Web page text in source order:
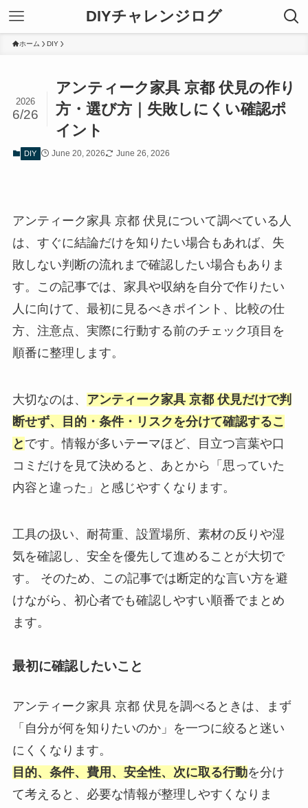
DIYチャレンジログ
ホーム DIY
アンティーク家具 京都 伏見の作り
方・選び方｜失敗しにくい確認ポ
イント
2026
6/26
DIY June 20, 2026 June 26, 2026
アンティーク家具 京都 伏見について調べている人
は、すぐに結論だけを知りたい場合もあれば、失
敗しない判断の流れまで確認したい場合もありま
す。この記事では、家具や収納を自分で作りたい
人に向けて、最初に見るべきポイント、比較の仕
方、注意点、実際に行動する前のチェック項目を
順番に整理します。
大切なのは、 アンティーク家具 京都 伏見だけで判
断せず、目的・条件・リスクを分けて確認するこ
と です。情報が多いテーマほど、目立つ言葉や口
コミだけを見て決めると、あとから「思っていた
内容と違った」と感じやすくなります。
工具の扱い、耐荷重、設置場所、素材の反りや湿
気を確認し、安全を優先して進めることが大切で
す。 そのため、この記事では断定的な言い方を避
けながら、初心者でも確認しやすい順番でまとめ
ます。
最初に確認したいこと
アンティーク家具 京都 伏見を調べるときは、まず
「自分が何を知りたいのか」を一つに絞ると迷い
にくくなります。
目的、条件、費用、安全性、次に取る行動を分け
て考えると、必要な情報が整理しやすくなりま